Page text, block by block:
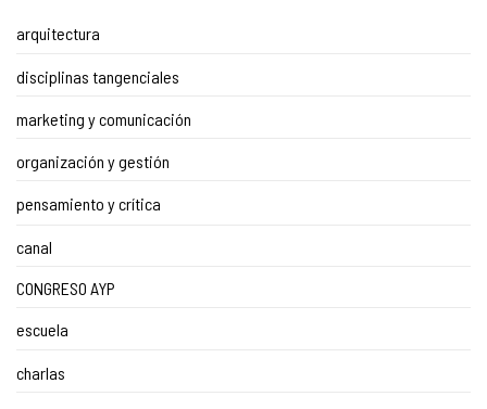
arquitectura
disciplinas tangenciales
marketing y comunicación
organización y gestión
pensamiento y crítica
canal
CONGRESO AYP
escuela
charlas